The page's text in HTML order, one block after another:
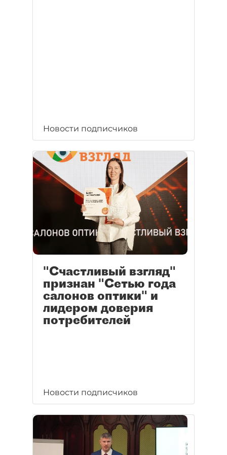
Новости подписчиков
"Счастливый взгляд"
признан "Сетью года
салонов оптики" и
лидером доверия
потребителей
Новости подписчиков